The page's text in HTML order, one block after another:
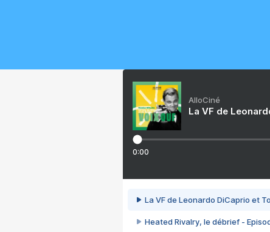
AlloCiné
La VF de
0:00
La VF de Leonardo DiCaprio et
Heated Rivalry, le débrief -